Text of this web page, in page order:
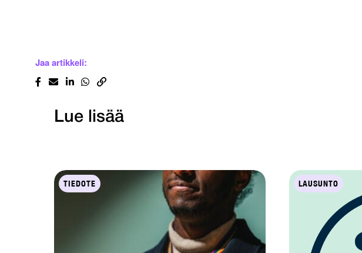
Jaa artikkeli:
Lue lisää
TIEDOTE LAUSUNTO